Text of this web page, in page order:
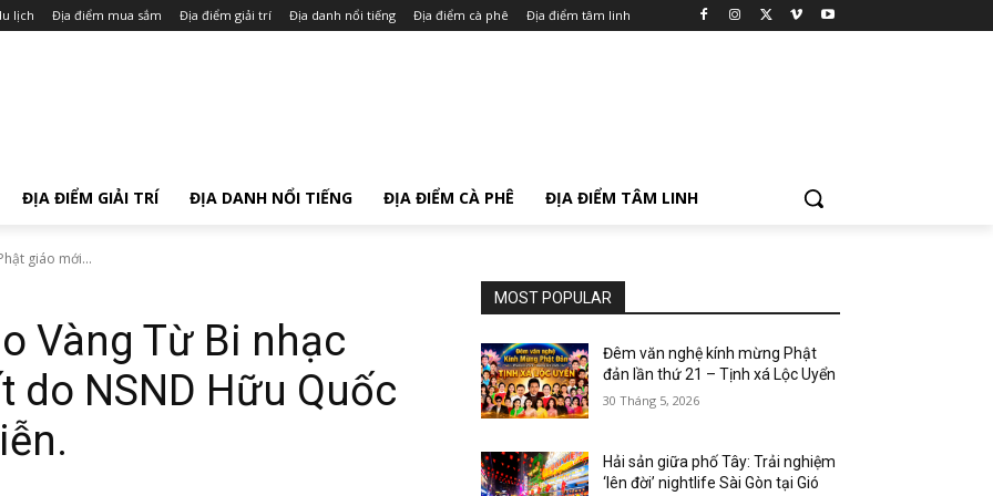
lịch Địa điểm mua sắm Địa điểm giải trí Địa danh nổi tiếng Địa điểm cà phê Địa điểm tâm linh
ĐỊA ĐIỂM GIẢI TRÍ ĐỊA DANH NỔI TIẾNG ĐỊA ĐIỂM CÀ PHÊ ĐỊA ĐIỂM TÂM LINH
giáo mới...
Vàng Từ Bi nhạc
do NSND Hữu Quốc
MOST POPULAR
Đêm văn nghệ kính mừng Phật
đản lần thứ 21 – Tịnh xá Lộc Uyển
30 Tháng 5, 2026
Hải sản giữa phố Tây: Trải nghiệm
‘lên đời’ nightlife Sài Gòn tại Gió